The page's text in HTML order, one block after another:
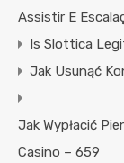
Assistir E
Is Slottica
Jak Usunąć
Jak Wypłacić
Casino – 659